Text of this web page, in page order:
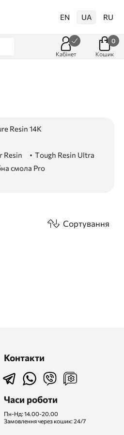
EN UA RU
Кабінет Кошик
0
Resin 14K
Resin
Tough Resin Ultra
смола Pro
Сортування
Контакти
Часи роботи
Пн-Нд: 14.00-20.00
Замовлення через кошик: 24/7